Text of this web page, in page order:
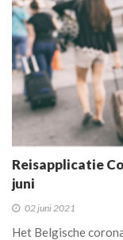
Reisapplicatie
juni
02 juni 2021
Het Belgische